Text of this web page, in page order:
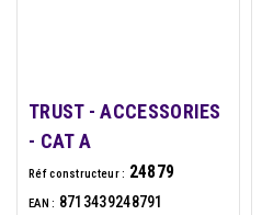
TRUST - ACCESSORIES
- CAT A
Réf constructeur : 24879
EAN : 8713439248791